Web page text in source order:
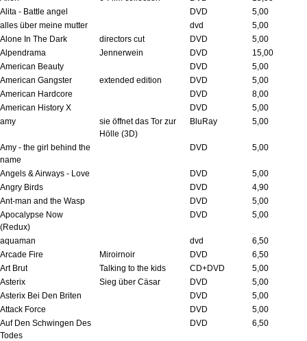
Alita - Battle angel
DVD
5,00
alles über meine mutter
dvd
5,00
Alone In The Dark
directors cut DVD
5,00
Alpendrama
Jennerwein DVD
15,00
American Beauty
DVD
5,00
American Gangster
extended edition DVD
5,00
American Hardcore
DVD
8,00
American History X
DVD
5,00
amy
sie öffnet das Tor zur
Hölle (3D)
BluRay 5,00
Amy - the girl behind the
name
DVD 5,00
Angels & Airways - Love DVD
5,00
Angry Birds
DVD
4,90
Ant-man and the Wasp
DVD
5,00
Apocalypse Now
(Redux)
DVD 5,00
aquaman dvd
6,50
Arcade Fire
Miroirnoir DVD
6,50
Art Brut
Talking to the kids CD+DVD
5,00
Asterix
Sieg über Cäsar DVD
5,00
Asterix Bei Den Briten
DVD
5,00
Attack Force
DVD
5,00
Auf Den Schwingen Des
Todes
DVD 6,50